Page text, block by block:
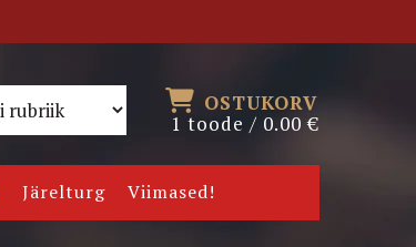
OSTUKORV
1 toode / 0.00€
Järelturg Viimased!